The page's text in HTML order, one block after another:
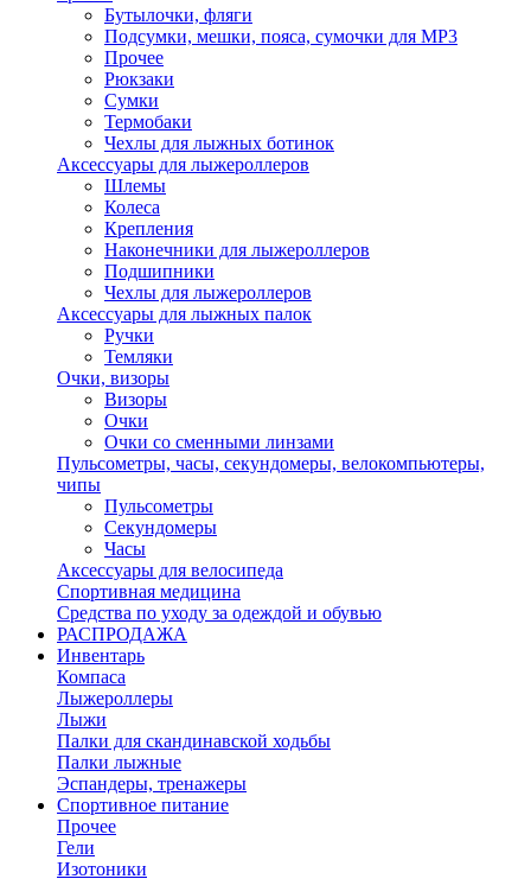
Бутылочки, фляги
Подсумки, мешки, пояса, сумочки для MP3
Прочее
Рюкзаки
Сумки
Термобаки
Чехлы для лыжных ботинок
Аксессуары для лыжероллеров
Шлемы
Колеса
Крепления
Наконечники для лыжероллеров
Подшипники
Чехлы для лыжероллеров
Аксессуары для лыжных палок
Ручки
Темляки
Очки, визоры
Визоры
Очки
Очки со сменными линзами
Пульсометры, часы, секундомеры, велокомпьютеры,
чипы
Пульсометры
Секундомеры
Часы
Аксессуары для велосипеда
Спортивная медицина
Средства по уходу за одеждой и обувью
РАСПРОДАЖА
Инвентарь
Компаса
Лыжероллеры
Лыжи
Палки для скандинавской ходьбы
Палки лыжные
Эспандеры, тренажеры
Спортивное питание
Прочее
Гели
Изотоники